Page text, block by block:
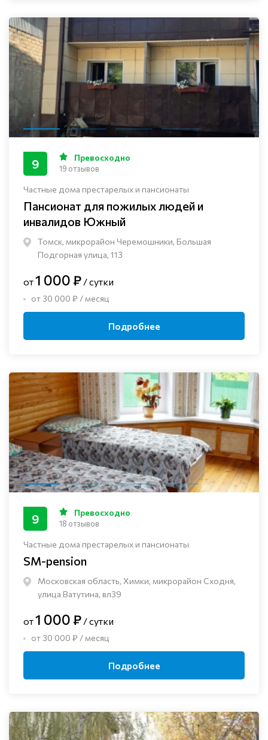
Частные дома престарелых и пансионаты
Пансионат для пожилых людей и
инвалидов Южный
Томск, микрорайон Черемошники, Большая
Подгорная улица, 113
9 Превосходно
19 отзывов
от1 000 ₽ / сутки
от 30 000 ₽ / месяц
Подробнее
Частные дома престарелых и пансионаты
SM-pension
Московская область, Химки, микрорайон Сходня,
улица Ватутина, вл39
9 Превосходно
18 отзывов
от1 000 ₽ / сутки
от 30 000 ₽ / месяц
Подробнее